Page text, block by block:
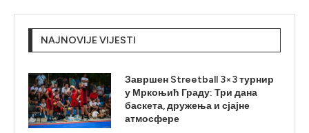
NAJNOVIJE VIJESTI
Завршен Streetball 3×3 турнир
у Мркоњић Граду: Три дана
баскета, дружења и сјајне
атмосфере